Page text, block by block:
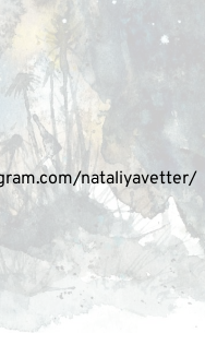
nataliyavetter/